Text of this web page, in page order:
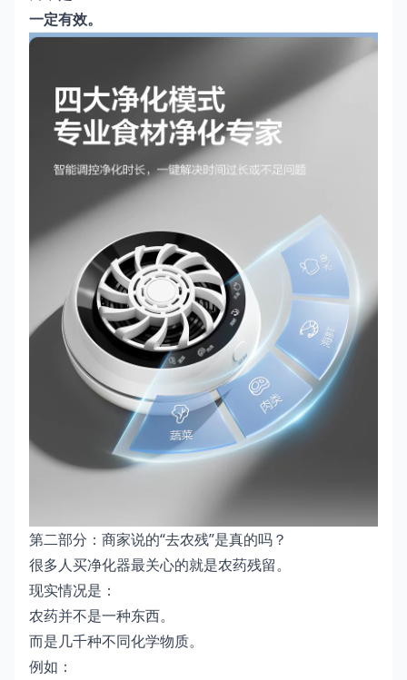
一定有效。
第二部分：商家说的“去农残”是真的吗？
很多人买净化器最关心的就是农药残留。
现实情况是：
农药并不是一种东西。
而是几千种不同化学物质。
例如：